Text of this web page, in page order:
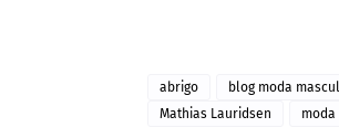
abrigo blog moda
Mathias Lauridsen